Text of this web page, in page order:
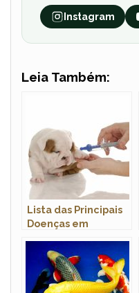
Instagram
Leia Também:
Lista das Principais
Doenças em
e Tratamento